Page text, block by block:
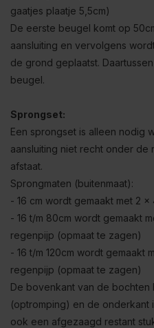
gaatjes plaatje 5,5cm)
De eerste beugel komt op
aansluiting en vervolgens
de grond geplaatst.
beugel.
Sprongset:
Een sprongset is alleen nodig
aansluiting niet recht onder de
afstaat.
Sprongmaten (buitenmaat):
- 16 cm wordt gemaakt met 2
- 16 t/m 80cm wordt gemaakt
regenpijp (opmaat te zagen)
- 16 t/m 120cm wordt gemaakt
regenpijp (opmaat te zagen)
De bovenkant van de
(optromping) en de onderkant
ook een afgezaagd restant